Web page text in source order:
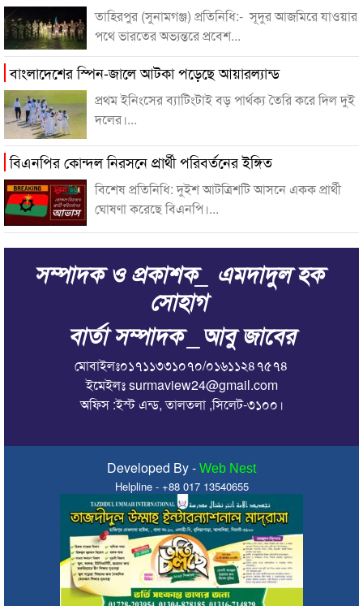
তাহিরপুর (সুনামগঞ্জ) প্রতিনিধি:- সূদুর আজমিরে যাওয়ার
পথে ভারতের অভ্যন্তরে প্রবেশ...
বাংলাদেশের স্পিন-জালে আটকা পড়েছে আয়ারল‌্যান্ড
প্রথম ইনিংসের ব‌্যাটিংটাই বড় পার্থক‌্য তৈরি করে দিল দুই
দলের।...
বিএনপির কোন্দল নিরসনে প্রার্থী পরিবর্তনের ইঙ্গিত
বিশেষ প্রতিনিধি: দুইশ আটত্রিশটি আসনে একক প্রার্থী
ঘোষণা করেছে বিএনপি।...
সম্পাদক ও প্রকাশক_ এমদাদুল হক
সোহাগ
বার্তা সম্পাদক _আবু জাবের
মোবাইলঃ০১৭১১৩৩১০৭০/০১৬১১২৪৭৫৭৪
ইমেইলঃ surmaview24@gmail.com
অফিস :ইস্ট এন্ড, তালতলা ,সিলেট-৩১০০।
Developed By - Web Nest
Helpline - +88 017 13540655